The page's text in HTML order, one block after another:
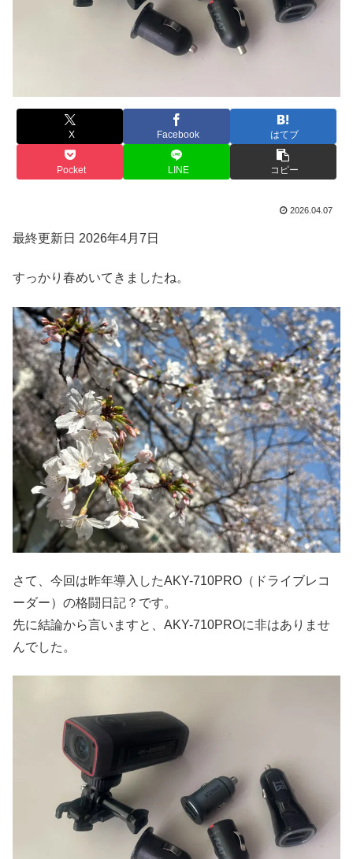
X Facebook はてブ
Pocket LINE コピー
2026.04.07
最終更新日 2026年4月7日
すっかり春めいてきましたね。
さて、今回は昨年導入したAKY-710PRO（ドライブレコ
ーダー）の格闘日記？です。
先に結論から言いますと、AKY-710PROに非はありませ
んでした。